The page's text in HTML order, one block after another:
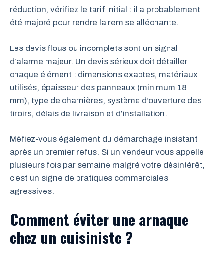
réduction, vérifiez le tarif initial : il a probablement
été majoré pour rendre la remise alléchante.
Les devis flous ou incomplets sont un signal
d’alarme majeur. Un devis sérieux doit détailler
chaque élément : dimensions exactes, matériaux
utilisés, épaisseur des panneaux (minimum 18
mm), type de charnières, système d’ouverture des
tiroirs, délais de livraison et d’installation.
Méfiez-vous également du démarchage insistant
après un premier refus. Si un vendeur vous appelle
plusieurs fois par semaine malgré votre désintérêt,
c’est un signe de pratiques commerciales
agressives.
Comment éviter une arnaque
chez un cuisiniste ?